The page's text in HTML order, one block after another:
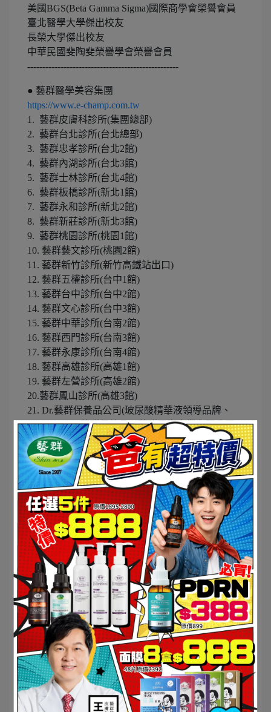
美國BGS(Beta Gamma Sigma)國際商學會榮譽會員
臺北醫學大學傑出校友
長榮大學傑出校友
中華民國斐陶斐榮譽學會榮譽會員
--------------------------------------------------
● 藝群醫學美容集團
https://www.e-champ.com.tw
1. 藝群皮膚科診所(集團總部)
2. 藝群台北診所(台北總部)
3. 藝群忠孝診所(台北2館)
4. 藝群內湖診所(台北3館)
5. 藝群士林診所(台北4館)
6. 藝群板橋診所(新北1館)
7. 藝群永和診所(新北2館)
8. 藝群新莊診所(新北3館)
9. 藝群桃園診所(桃園1館)
10. 藝群藝文診所(桃園2館)
11. 藝群新竹診所(新竹高鐵站出口)
12. 藝群五權診所(台中1館)
13. 藝群台中診所(台中2館)
14. 藝群文心診所(台中3館)
15. 藝群中華診所(台南2館)
16. 藝群西門診所(台南3館)
17. 藝群永康診所(台南4館)
18. 藝群高雄診所(高雄1館)
19. 藝群左營診所(高雄2館)
20.藝群鳳山診所(高雄3館)
21. Dr.藝群保養品公司(玻尿酸精華液領導品牌、
Dr.FreeVenus藝群保養品、藝群國際企業有限公司)
門診時間表網址(包含20個院區):
https://www.e-champ.com.tw/about.php?
arg=ourKcZtdjn5EMfpXQgcPDYM7l3o
網路預約
1.藝群醫學美容集團官網預約https://reurl.cc/1xp1bY
2.藝群官方LINE＠客服+預約https://reurl.cc/d1EE32
「歡迎加入line@預約掛號，有專人提供一對一掛號
服務」
--------------------------------------------------
● 藝群皮膚科診所 (集團總部)https://www.e-
champ.com.tw/
台南市東區裕義路332號 06-3316222
路線引導：
裕義路與裕文路交叉口
仁德交流道往台南市方向行駛，遇第一個十字路口
右轉(高速公路南下：下交流道需立即右轉)即為文